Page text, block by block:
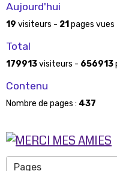
Aujourd'hui
19 visiteurs - 21 pages vues
Total
179913visiteurs - 656913
Contenu
Nombre de pages : 437